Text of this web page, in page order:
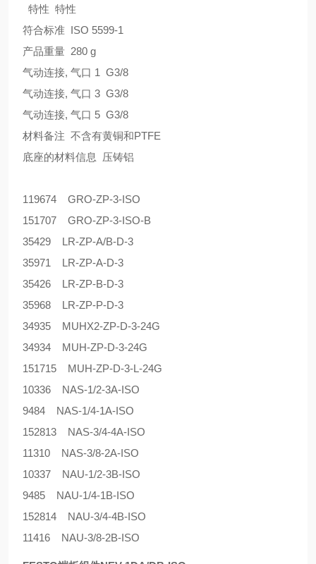
特性 特性
符合标准 ISO 5599-1
产品重量 280 g
气动连接, 气口 1 G3/8
气动连接, 气口 3 G3/8
气动连接, 气口 5 G3/8
材料备注 不含有黄铜和PTFE
底座的材料信息 压铸铝
119674 GRO-ZP-3-ISO
151707 GRO-ZP-3-ISO-B
35429 LR-ZP-A/B-D-3
35971 LR-ZP-A-D-3
35426 LR-ZP-B-D-3
35968 LR-ZP-P-D-3
34935 MUHX2-ZP-D-3-24G
34934 MUH-ZP-D-3-24G
151715 MUH-ZP-D-3-L-24G
10336 NAS-1/2-3A-ISO
9484 NAS-1/4-1A-ISO
152813 NAS-3/4-4A-ISO
11310 NAS-3/8-2A-ISO
10337 NAU-1/2-3B-ISO
9485 NAU-1/4-1B-ISO
152814 NAU-3/4-4B-ISO
11416 NAU-3/8-2B-ISO